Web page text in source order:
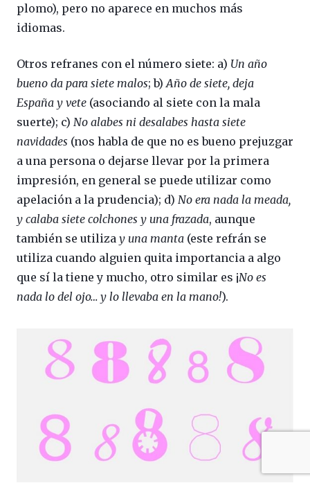
plomo), pero no aparece en muchos más
idiomas.
Otros refranes con el número siete: a) Un año
bueno da para siete malos; b)Año de siete, deja
España y vete (asociando al siete con la mala
suerte); c) No alabes ni desalabes hasta siete
navidades (nos habla de que no es bueno prejuzgar
a una persona o dejarse llevar por la primera
impresión, en general se puede utilizar como
apelación a la prudencia); d) No era nada la meada,
y calaba siete colchones y una frazada, aunque
también se utiliza y una manta (este refrán se
utiliza cuando alguien quita importancia a algo
que sí la tiene y mucho, otro similar es ¡No es
nada lo del ojo… y lo llevaba en la mano!).